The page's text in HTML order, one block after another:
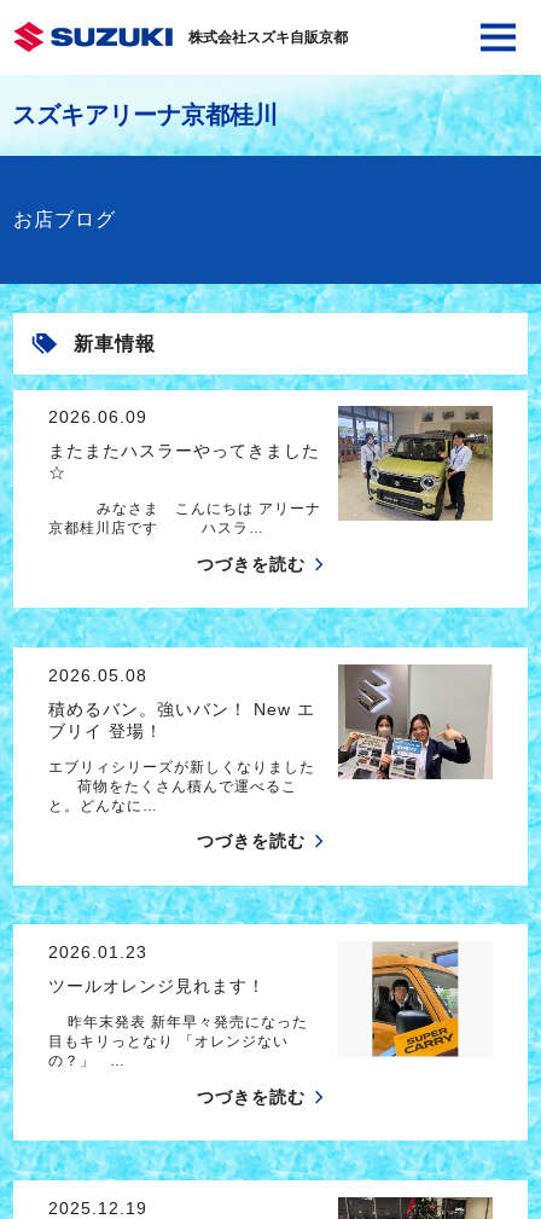
株式会社スズキ自販京都
スズキアリーナ京都桂川
お店ブログ
新車情報
2026.06.09
またまたハスラーやってきました
☆
みなさま こんにちは アリーナ
京都桂川店です ハスラ…
つづきを読む
2026.05.08
積めるバン。強いバン！ New エ
ブリイ 登場！
エブリィシリーズが新しくなりました
荷物をたくさん積んで運べるこ
と。どんなに…
つづきを読む
2026.01.23
ツールオレンジ見れます！
昨年末発表 新年早々発売になった
目もキリっとなり 「オレンジない
の？」 …
つづきを読む
2025.12.19